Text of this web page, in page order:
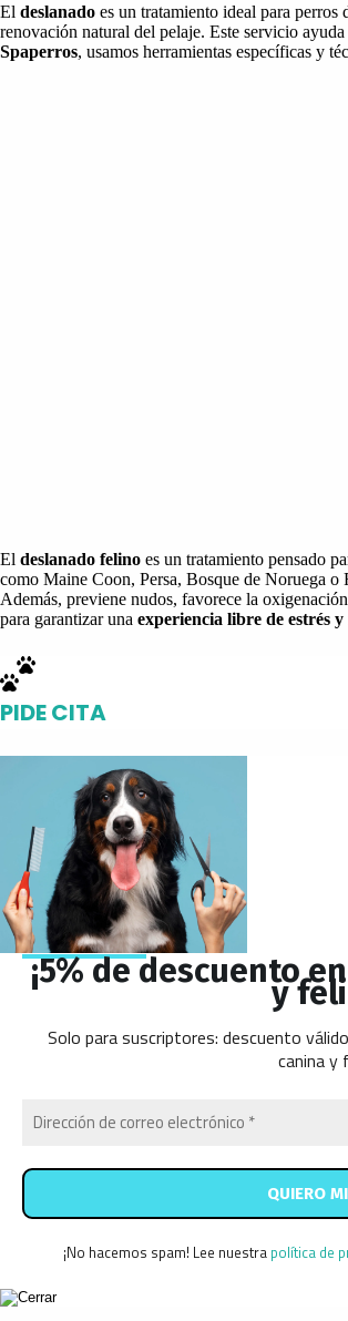
El deslanado es un tratamiento ideal para
renovación natural del pelaje. Este servicio ayuda
Spaperros, usamos herramientas específicas y
El deslanado felino es un tratamiento pensado
como Maine Coon, Persa, Bosque de Noruega
Además, previene nudos, favorece la
para garantizar una experiencia libre de estrés
PIDE CITA
¡5% de descuento
y
Solo para suscriptores: descuento
canina y
¡No hacemos spam! Lee nuestra política de